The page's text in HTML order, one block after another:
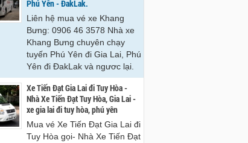
Phú Yên - ĐakLak.
Liên hệ mua vé xe Khang
Bưng: 0906 46 3578 Nhà xe
Khang Bưng chuyên chạy
tuyến Phú Yên đi Gia Lai, Phú
Yên đi ĐakLak và ngươc lại.
Xe Tiến Đạt Gia Lai đi Tuy Hòa -
Nhà Xe Tiến Đạt Tuy Hòa, Gia Lai -
xe gia lai đi tuy hòa, phú yên
Mua vé Xe Tiến Đạt Gia Lai đi
Tuy Hòa gọi- Nhà Xe Tiến Đạt